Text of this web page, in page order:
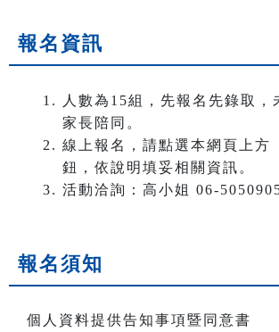
報名資訊
人數為15組，先報名先錄取，
家長陪同。
線上報名，請點選本網頁上方
鈕，依說明填妥相關資訊。
活動洽詢：高小姐 06-
報名須知
個人資料提供告知事項暨同意書